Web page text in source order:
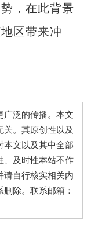
，在此背景
区带来冲
泛的传播。本文
。其原创性以及
本文以及其中全部
、及时性本站不作
请自行核实相关内
除。联系邮箱：